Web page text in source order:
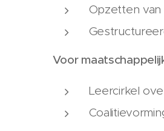
Opzetten
Voor
Leercirkel